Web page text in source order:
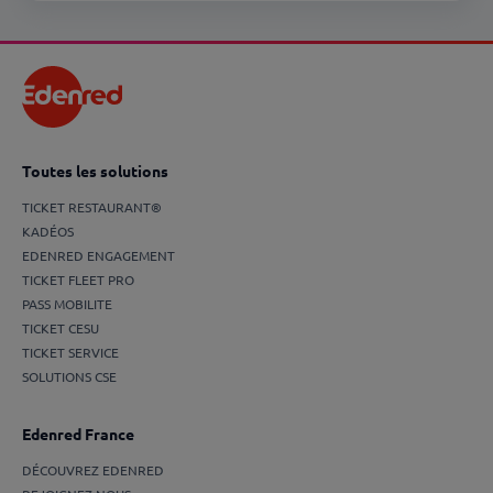
Toutes les solutions
TICKET RESTAURANT®
KADÉOS
EDENRED ENGAGEMENT
TICKET FLEET PRO
PASS MOBILITE
TICKET CESU
TICKET SERVICE
SOLUTIONS CSE
Edenred France
DÉCOUVREZ EDENRED